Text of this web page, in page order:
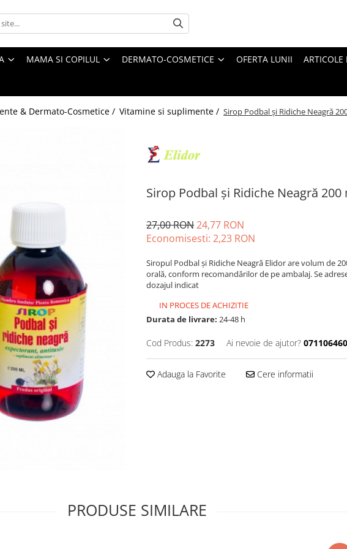
MAMA SI COPILUL DERMATO-COSMETICE OFERTA LUNII ARTICOLE
& Dermato-Cosmetice / Vitamine si suplimente / Sirop Podbal și Ridiche Neagră
Sirop Podbal și Ridiche Neagră
27,00 RON24,77 RON
Economisesti: 2,23 RON
Siropul Podbal și Ridiche Neagră Elidor are volum de
orală, conform recomandărilor de pe ambalaj. Se
dozajul indicat
IN PROCES DE ACHIZITIE
Durata de livrare: 24-48 h
Cod Produs: 2273 Ai nevoie de ajutor?
Adauga la Favorite Cere informatii
PRODUSE SIMILARE